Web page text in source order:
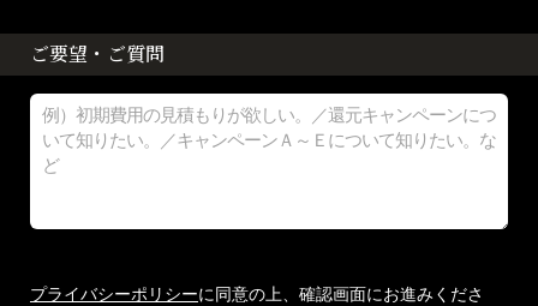
ご要望・ご質問
プライバシーポリシーに同意の上、確認画面にお進みくださ